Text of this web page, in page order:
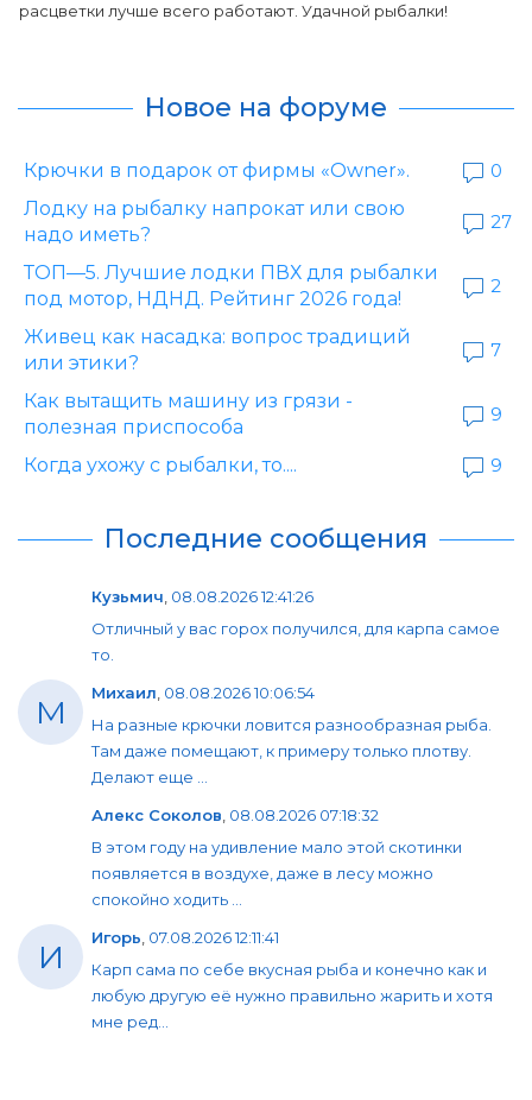
расцветки лучше всего работают. Удачной рыбалки!
Новое на форуме
Крючки в подарок от фирмы «Owner».
0
Лодку на рыбалку напрокат или свою
надо иметь?
27
ТОП—5. Лучшие лодки ПВХ для рыбалки
под мотор, НДНД. Рейтинг 2026 года!
2
Живец как насадка: вопрос традиций
или этики?
7
Как вытащить машину из грязи -
полезная приспособа
9
Когда ухожу с рыбалки, то.... 9
Последние сообщения
Кузьмич, 08.08.2026 12:41:26
Отличный у вас горох получился, для карпа самое
то.
М Михаил, 08.08.2026 10:06:54
На разные крючки ловится разнообразная рыба.
Там даже помещают, к примеру только плотву.
Делают еще ...
Алекс Соколов, 08.08.2026 07:18:32
В этом году на удивление мало этой скотинки
появляется в воздухе, даже в лесу можно
спокойно ходить ...
И Игорь, 07.08.2026 12:11:41
Карп сама по себе вкусная рыба и конечно как и
любую другую её нужно правильно жарить и хотя
мне ред...